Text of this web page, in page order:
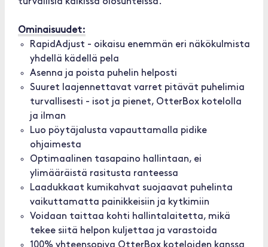
Ominaisuudet:
RapidAdjust - oikaisu enemmän eri näkökulmista
yhdellä kädellä pela
Asenna ja poista puhelin helposti
Suuret laajennettavat varret pitävät puhelimia
turvallisesti - isot ja pienet, OtterBox kotelolla
ja ilman
Luo pöytäjalusta vapauttamalla pidike
ohjaimesta
Optimaalinen tasapaino hallintaan, ei
ylimääräistä rasitusta ranteessa
Laadukkaat kumikahvat suojaavat puhelinta
vaikuttamatta painikkeisiin ja kytkimiin
Voidaan taittaa kohti hallintalaitetta, mikä
tekee siitä helpon kuljettaa ja varastoida